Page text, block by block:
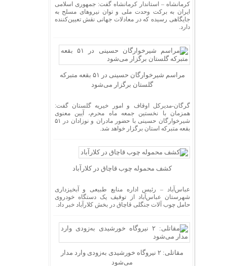
کرمانشاه – استاندار کرمانشاه گفت: جمهوری اسلامی
ایران به برکت وحدت ملی و توان نیروهای مسلح به
جایگاهی رسیده که در معادلات جهانی نقش تعیین‌کننده
دارد.
مراسم شیرخوارگان حسینی در ۵۱ بقعه متبرکه
گلستان برگزار می‌شود
گرگان-مدیرکل اوقاف و امور خیریه گلستان گفت:
همزمان با نخستین جمعه ماه محرم، آیین معنوی
شیرخوارگان حسینی با حضور مادران و نوزادان در ۵۱
بقعه متبرکه استان برگزار خواهد شد.
کشف محموله چوب قاچاق در کلارآباد
عباس‌آباد – رئیس اداره منابع طبیعی و آبخیزداری
شهرستان عباس‌آباد از توقیف یک دستگاه خودروی
حامل چوب آلات جنگلی قاچاق در بخش کلارآباد خبر داد.
مقاتلی: ۲ نیروگاه خورشیدی به‌زودی وارد مدار
می‌شود